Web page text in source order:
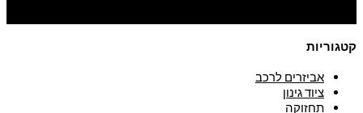
קטגוריות
אביזרים לרכב
ציוד גינון
תחזוקה